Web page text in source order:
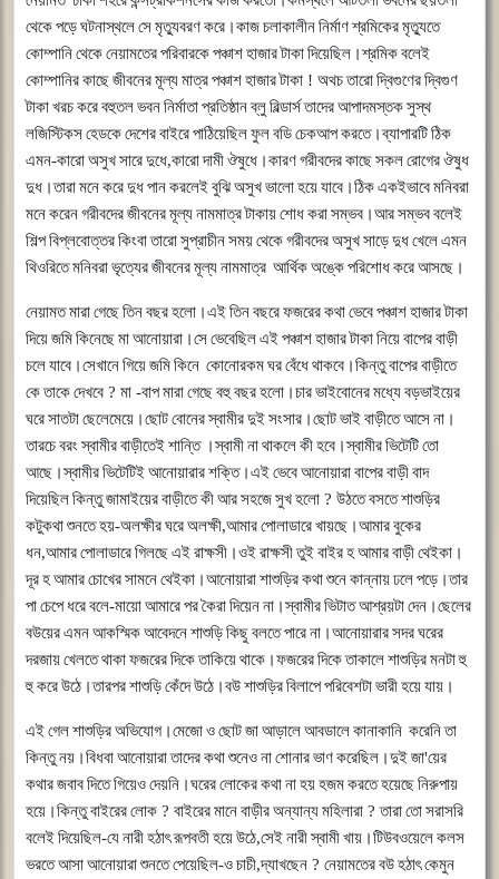
থেকেপড়েঘটনাস্থলেসেমৃত্যুবরণকরে।কাজচলাকালীননির্মাণশ্রমিকেরমৃত্যুতে
কোম্পানিথেকেনেয়ামতেরপরিবারকেপঞ্চাশহাজারটাকাদিয়েছিল।শ্রমিকবলেই
কোম্পানিরকাছেজীবনেরমূল্যমাত্রপঞ্চাশহাজারটাকা ! অথচতারোদ্বিগুণেরদ্বিগুণ
টাকাখরচকরেবহুতলভবননির্মাতাপ্রতিষ্ঠানব্লুবিল্ডার্সতাদেরআপাদমস্তকসুস্থ
লজিস্টিকসহেডকেদেশেরবাইরেপাঠিয়েছিলফুলবডিচেকআপকরতে।ব্যাপারটিঠিক
এমন-কারোঅসুখসারেদুধে,কারোদামীঔষুধে।কারণগরীবদেরকাছেসকলরোগেরঔষুধ
দুধ।তারামনেকরেদুধপানকরলেইবুঝিঅসুখভালোহয়েযাবে।ঠিকএকইভাবেমনিবরা
মনেকরেনগরীবদেরজীবনেরমূল্যনামমাত্রটাকায়শোধকরাসম্ভব।আরসম্ভববলেই
শিল্পবিপ্লবোত্তরকিংবাতারোসুপ্রাচীনসময়থেকেগরীবদেরঅসুখসাড়েদুধখেলেএমন
থিওরিতেমনিবরাভৃত্যেরজীবনেরমূল্যনামমাত্র আর্থিকঅঙ্কেপরিশোধকরেআসছে।
নেয়ামতমারাগেছেতিনবছরহলো।এইতিনবছরেফজরেরকথাভেবেপঞ্চাশহাজারটাকা
দিয়েজমিকিনেছেমাআনোয়ারা।সেভেবেছিলএইপঞ্চাশহাজারটাকানিয়েবাপেরবাড়ী
চলেযাবে।সেখানেগিয়েজমিকিনে কোনোরকমঘরবেঁধেথাকবে।কিন্তুবাপেরবাড়ীতে
কেতাকেদেখবে ? মা -বাপমারাগেছেবহুবছরহলো।চারভাইবোনেরমধ্যেবড়ভাইয়ের
ঘরেসাতটাছেলেমেয়ে।ছোটবোনেরস্বামীরদুইসংসার।ছোটভাইবাড়ীতেআসেনা।
তারচেবরং স্বামীরবাড়ীতেইশান্তি ।স্বামীনাথাকলেকীহবে।স্বামীরভিটেটিতো
আছে।স্বামীরভিটেটিইআনোয়ারারশক্তি।এইভেবেআনোয়ারাবাপেরবাড়ীবাদ
দিয়েছিলকিন্তুজামাইয়েরবাড়ীতেকীআরসহজেসুখহলো ? উঠতেবসতেশাশুড়ির
কটুকথাশুনতেহয়-অলক্ষীরঘরেঅলক্ষী,আমারপোলাডারেখায়ছে।আমারবুকের
ধন,আমারপোলাডারেগিলছেএইরাক্ষসী।ওইরাক্ষসীতুইবাইরহআমারবাড়ীথেইকা।
দূরহআমারচোখেরসামনেথেইকা।আনোয়ারাশাশুড়িরকথাশুনেকান্নায়ঢলেপড়ে।তার
পাচেপেধরেবলে-মায়োআমারেপরকৈরাদিয়েননা।স্বামীরভিটাতআশ্রয়টাদেন।ছেলের
বউয়েরএমনআকস্মিকআবেদনেশাশুড়িকিছুবলতেপারেনা।আনোয়ারারসদরঘরের
দরজায়খেলতেথাকাফজরেরদিকেতাকিয়েথাকে।ফজরেরদিকেতাকালেশাশুড়িরমনটাহু
হুকরেউঠে।তারপরশাশুড়িকেঁদেউঠে।বউশাশুড়িরবিলাপেপরিবেশটাভারীহয়েযায়।
এইগেলশাশুড়িরঅভিযোগ।মেজোওছোটজাআড়ালেআবডালেকানাকানি করেনিতা
কিন্তুনয়।বিধবাআনোয়ারাতাদেরকথাশুনেওনাশোনারভাণকরেছিল।দুইজা'য়ের
কথারজবাবদিতেগিয়েওদেয়নি।ঘরেরলোকেরকথানাহয়হজমকরতেহয়েছেনিরুপায়
হয়ে।কিন্তুবাইরেরলোক ? বাইরেরমানেবাড়ীরঅন্যান্যমহিলারা ?তারাতোসরাসরি
বলেইদিয়েছিল-যেনারীহঠাৎরূপবতীহয়েউঠে,সেইনারীস্বামীখায়।টিউবওয়েলেকলস
ভরতেআসাআনোয়ারাশুনতেপেয়েছিল-ওচাচী,দ্যাখছেন ? নেয়ামতেরবউহঠাৎকেমুন